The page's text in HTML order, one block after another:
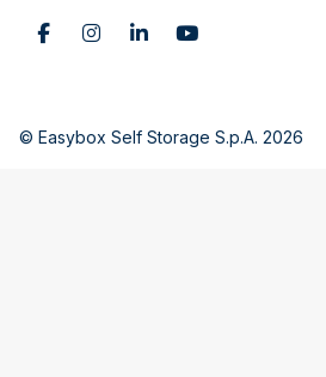
© Easybox Self Storage S.p.A. 2026